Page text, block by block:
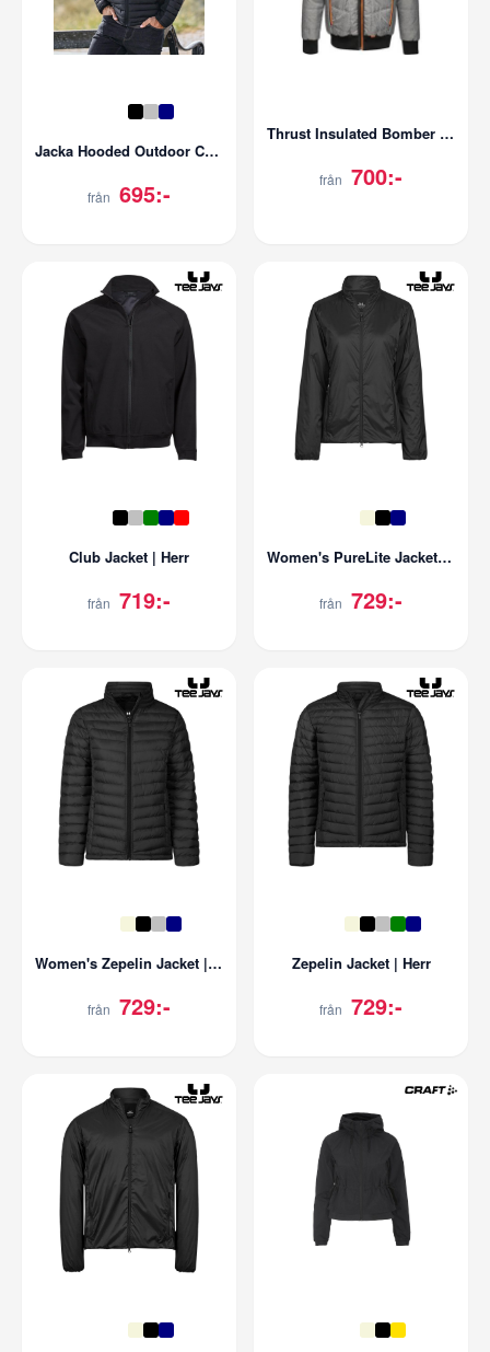
Jacka Hooded Outdoor Crossover | Herr
från 695:-
Thrust Insulated Bomber Jacket
från 700:-
Club Jacket | Herr
från 719:-
Women's PureLite Jacket | Dam
från 729:-
Women's Zepelin Jacket | Dam
från 729:-
Zepelin Jacket | Herr
från 729:-